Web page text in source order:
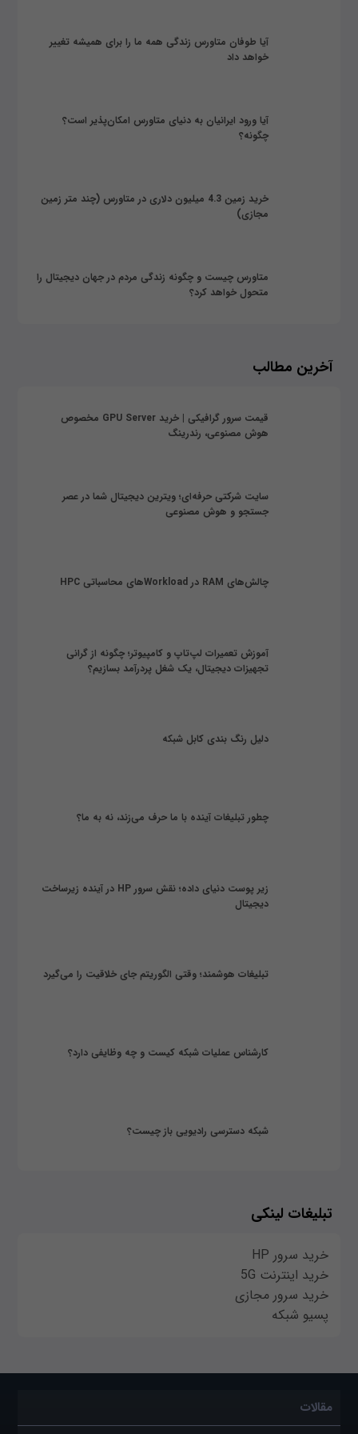
آیا طوفان متاورس زندگی همه ما را برای همیشه تغییر
خواهد داد
آیا ورود ایرانیان به دنیای متاورس امکان‌پذیر است؟
چگونه؟
خرید زمین 4.3 میلیون دلاری در متاورس (چند متر زمین
مجازی)
متاورس چیست و چگونه زندگی مردم در جهان دیجیتال را
متحول خواهد کرد؟
آخرین مطالب
قیمت سرور گرافیکی | خرید GPU Server مخصوص
هوش مصنوعی، رندرینگ
سایت شرکتی حرفه‌ای؛ ویترین دیجیتال شما در عصر
جستجو و هوش مصنوعی
چالش‌های RAM در Workloadهای محاسباتی HPC
آموزش تعمیرات لپ‌تاپ و کامپیوتر؛ چگونه از گرانی
تجهیزات دیجیتال، یک شغل پردرآمد بسازیم؟
دلیل رنگ بندی کابل شبکه
چطور تبلیغات آینده با ما حرف می‌زند، نه به ما؟
زیر پوست دنیای داده؛ نقش سرور HP در آینده زیرساخت
دیجیتال
تبلیغات هوشمند؛ وقتی الگوریتم جای خلاقیت را می‌گیرد
کارشناس عملیات شبکه کیست و چه وظایفی دارد؟
شبکه دسترسی رادیویی باز چیست؟
تبلیغات لینکی
خرید سرور HP
خرید اینترنت 5G
خرید سرور مجازی
پسیو شبکه
مقالات